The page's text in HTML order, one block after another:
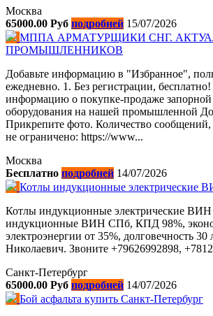
Москва
65000.00 Руб подробней 15/07/2026
МППА АРМАТУРЩИКИ СНГ.
ПРОМЫШЛЕННИКОВ
Добавьте информацию в "Избранное",
ежедневно. 1. Без регистрации,
информацию о покупке-продаже
оборудования на нашей промышленной
Прикрепите фото. Количество сообщений,
не ограничено: https://www...
Москва
Бесплатно подробней 14/07/2026
Котлы индукционные электрические
Котлы индукционные электрические
индукционные ВИН СПб, КПД 98%,
электроэнергии от 35%, долговечность 30
Николаевич. Звоните +79626992898,
Санкт-Петербург
65000.00 Руб подробней 14/07/2026
Бой асфальта купить Санкт-Петербург